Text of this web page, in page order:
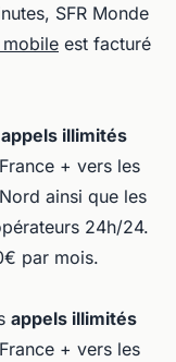
SFR Monde
est facturé
appels illimités
+ vers les
ainsi que les
24h/24.
par mois.
appels illimités
+ vers les